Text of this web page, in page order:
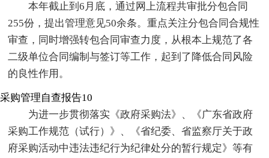
本年截止到6月底，通过网上流程共审批分包合同
255份，提出管理意见50余条。重点关注分包合同合规性
审查，同时增强转包合同审查力度，从根本上规范了各
二级单位合同编制与签订等工作，起到了降低合同风险
的良性作用。
采购管理自查报告10
为进一步贯彻落实《政府采购法》、《广东省政府
采购工作规范（试行）》、《省纪委、省监察厅关于政
府采购活动中违法违纪行为纪律处分的暂行规定》等有